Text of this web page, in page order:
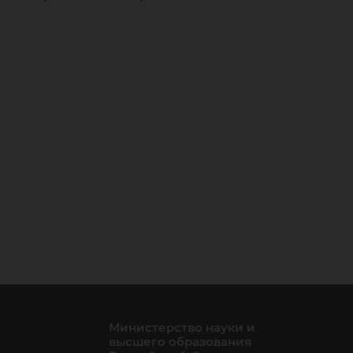
Министерство науки и
высшего образования